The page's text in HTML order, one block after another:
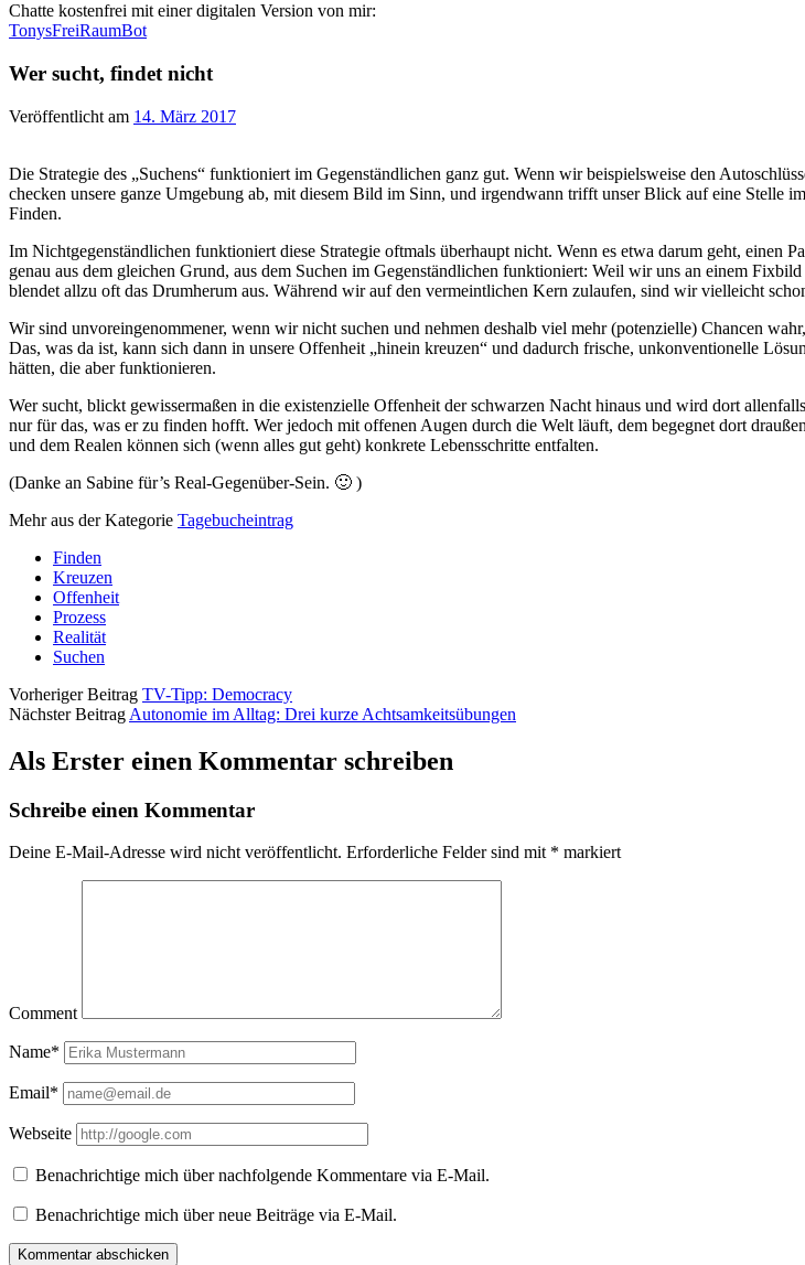
Chatte kostenfrei mit einer digitalen Version von mir:
TonysFreiRaumBot
Wer sucht, findet nicht
Veröffentlicht am 14. März 2017
Die Strategie des „Suchens“ funktioniert im Gegenständlichen ganz gut. Wenn wir beispielsweise den
checken unsere ganze Umgebung ab, mit diesem Bild im Sinn, und irgendwann trifft unser Blick auf eine Stelle
Finden.
Im Nichtgegenständlichen funktioniert diese Strategie oftmals überhaupt nicht. Wenn es etwa darum geht,
genau aus dem gleichen Grund, aus dem Suchen im Gegenständlichen funktioniert: Weil wir uns an einem
blendet allzu oft das Drumherum aus. Während wir auf den vermeintlichen Kern zulaufen, sind wir vielleicht
Wir sind unvoreingenommener, wenn wir nicht suchen und nehmen deshalb viel mehr (potenzielle) Chancen
Das, was da ist, kann sich dann in unsere Offenheit „hinein kreuzen“ und dadurch frische, unkonventionelle
hätten, die aber funktionieren.
Wer sucht, blickt gewissermaßen in die existenzielle Offenheit der schwarzen Nacht hinaus und wird dort
nur für das, was er zu finden hofft. Wer jedoch mit offenen Augen durch die Welt läuft, dem begegnet dort
und dem Realen können sich (wenn alles gut geht) konkrete Lebensschritte entfalten.
(Danke an Sabine für’s Real-Gegenüber-Sein. 🙂 )
Mehr aus der Kategorie Tagebucheintrag
Finden
Kreuzen
Offenheit
Prozess
Realität
Suchen
Vorheriger Beitrag TV-Tipp: Democracy
Nächster Beitrag Autonomie im Alltag: Drei kurze Achtsamkeitsübungen
Als Erster einen Kommentar schreiben
Schreibe einen Kommentar
Deine E-Mail-Adresse wird nicht veröffentlicht. Erforderliche Felder sind mit * markiert
Comment
Name*
Email*
Webseite
Benachrichtige mich über nachfolgende Kommentare via E-Mail.
Benachrichtige mich über neue Beiträge via E-Mail.